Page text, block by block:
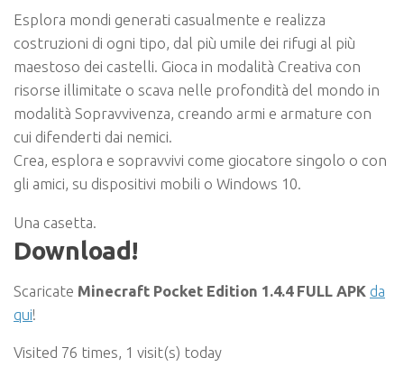
Esplora mondi generati casualmente e realizza
costruzioni di ogni tipo, dal più umile dei rifugi al più
maestoso dei castelli. Gioca in modalità Creativa con
risorse illimitate o scava nelle profondità del mondo in
modalità Sopravvivenza, creando armi e armature con
cui difenderti dai nemici.
Crea, esplora e sopravvivi come giocatore singolo o con
gli amici, su dispositivi mobili o Windows 10.
Una casetta.
Download!
Scaricate Minecraft Pocket Edition 1.4.4 FULL APK da
qui!
Visited 76 times, 1 visit(s) today